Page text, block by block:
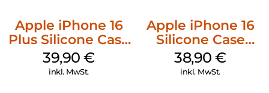
Apple iPhone 16
Plus Silicone Case
MagSafe Plum
39,90€
inkl. MwSt.
Apple iPhone 16
Silicone Case
MagSafe
Ultramarine
38,90€
inkl. MwSt.